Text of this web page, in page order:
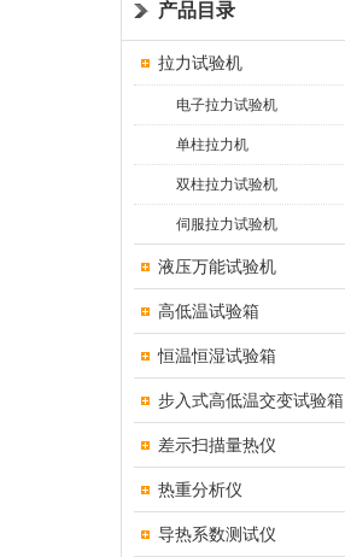
产品目录
拉力试验机
电子拉力试验机
单柱拉力机
双柱拉力试验机
伺服拉力试验机
液压万能试验机
高低温试验箱
恒温恒湿试验箱
步入式高低温交变试验箱
差示扫描量热仪
热重分析仪
导热系数测试仪